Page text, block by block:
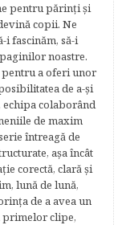
pentru părinţi şi
copii. Ne
fascinăm, să-i
noastre.​
pentru a oferi unor
de a-şi
colaborând
de maxim
întreagă de
aşa încât
corectă, clară şi
lună de lună,
de a avea un
primelor clipe,